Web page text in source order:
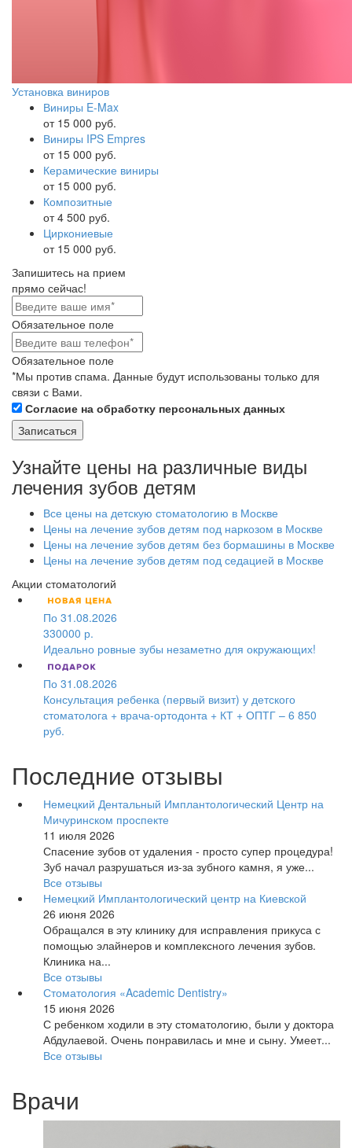
Установка виниров
Виниры E-Max
от 15 000 руб.
Виниры IPS Empres
от 15 000 руб.
Керамические виниры
от 15 000 руб.
Композитные
от 4 500 руб.
Циркониевые
от 15 000 руб.
Запишитесь на прием
прямо сейчас!
Обязательное поле
Обязательное поле
*Мы против спама. Данные будут использованы только для
связи с Вами.
Согласие на обработку персональных данных
Узнайте цены на различные виды
лечения зубов детям
Все цены на детскую стоматологию в Москве
Цены на лечение зубов детям под наркозом в Москве
Цены на лечение зубов детям без бормашины в Москве
Цены на лечение зубов детям под седацией в Москве
Акции стоматологий
По 31.08.2026
330000 р.
Идеально ровные зубы незаметно для окружающих!
По 31.08.2026
Консультация ребенка (первый визит) у детского
стоматолога + врача-ортодонта + КТ + ОПТГ – 6 850
руб.
Последние отзывы
Немецкий Дентальный Имплантологический Центр на
Мичуринском проспекте
11 июля 2026
Спасение зубов от удаления - просто супер процедура!
Зуб начал разрушаться из-за зубного камня, я уже...
Все отзывы
Немецкий Имплантологический центр на Киевской
26 июня 2026
Обращался в эту клинику для исправления прикуса с
помощью элайнеров и комплексного лечения зубов.
Клиника на...
Все отзывы
Стоматология «Academic Dentistry»
15 июня 2026
С ребенком ходили в эту стоматологию, были у доктора
Абдулаевой. Очень понравилась и мне и сыну. Умеет...
Все отзывы
Врачи